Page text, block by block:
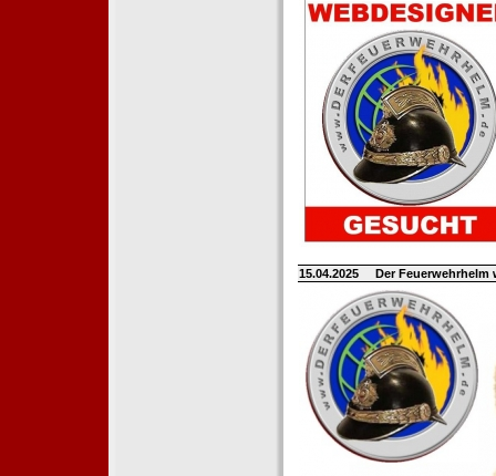
15.04.2025 Der